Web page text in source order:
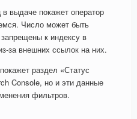
выдаче покажет оператор
Число может быть
к индексу в
за внешних ссылок на них.
раздел «Статус
Console, но и эти данные
фильтров.